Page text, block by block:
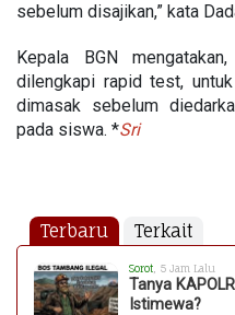
sebelum disajikan,” kata
Kepala BGN
dilengkapi rapid test,
dimasak sebelum
pada siswa. *Sri
Terbaru Terkait
Sorot , 5 Jam Lalu
Tanya
Istimewa?